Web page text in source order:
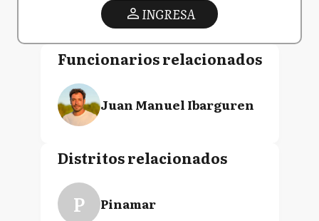
INGRESA
Funcionarios relacionados
Juan Manuel Ibarguren
Distritos relacionados
P Pinamar